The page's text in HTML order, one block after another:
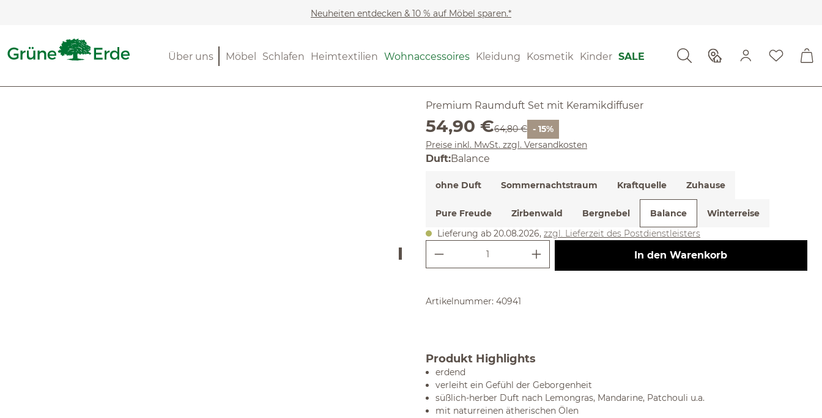
Neuheiten entdecken & 10 % auf Möbel sparen.*
Möbel Schlafen Heimtextilien Wohnaccessoires Kleidung Kosmetik Kinder SALE
Über uns (4.19) 16 Bewertungen
Premium Raumduft Set mit Keramikdiffuser
Verkaufspreis:
54,90 €Regulärer Preis:
64,80 € - 15%
Preise inkl. MwSt. zzgl. Versandkosten
Duftauswählen
:Balance
ohne Duft Sommernachtstraum Kraftquelle Zuhause
Pure Freude Zirbenwald Bergnebel Balance
Winterreise
Lieferung ab 20.08.2026, zzgl. Lieferzeit des Postdienstleisters
Produkt Anzahl: Gib den gewünschten Wert ein
In den Warenkorb
Artikelnummer: 40941
Produkt Highlights
erdend
verleiht ein Gefühl der Geborgenheit
süßlich-herber Duft nach Lemongras, Mandarine, Patchouli u.a.
mit naturreinen ätherischen Ölen